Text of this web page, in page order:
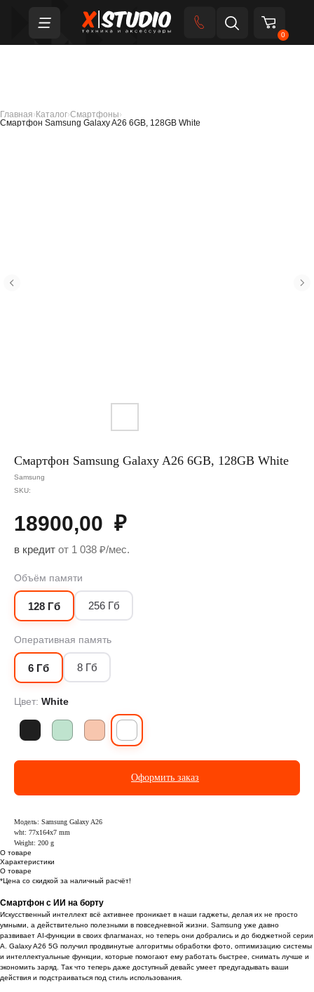
0
Главная› Каталог›Смартфоны›
Смартфон Samsung Galaxy A26 6GB, 128GB White
Смартфон Samsung Galaxy A26 6GB, 128GB White
Samsung
SKU:
18900,00 ₽
в кредит от 1 038 ₽/мес.
Объём памяти
128 Гб 256 Гб
Оперативная память
6 Гб 8 Гб
Цвет: White
Оформить заказ
Модель: Samsung Galaxy A26
wht: 77x164x7 mm
Weight: 200 g
О товаре
Характеристики
О товаре
*Цена со скидкой за наличный расчёт!
Смартфон с ИИ на борту
Искусственный интеллект всё активнее проникает в наши гаджеты, делая их не просто
умными, а действительно полезными в повседневной жизни. Samsung уже давно
развивает AI-функции в своих флагманах, но теперь они добрались и до бюджетной серии
A. Galaxy A26 5G получил продвинутые алгоритмы обработки фото, оптимизацию системы
и интеллектуальные функции, которые помогают ему работать быстрее, снимать лучше и
экономить заряд. Так что теперь даже доступный девайс умеет предугадывать ваши
действия и подстраиваться под стиль использования.